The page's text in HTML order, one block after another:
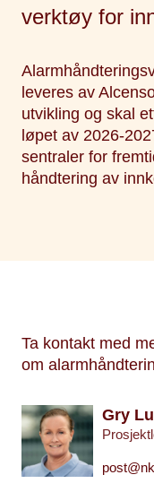
verktøy for
leveres av
utvikling og skal
løpet av 2026-
sentraler for
håndtering av
Ta kontakt med
om
Gry